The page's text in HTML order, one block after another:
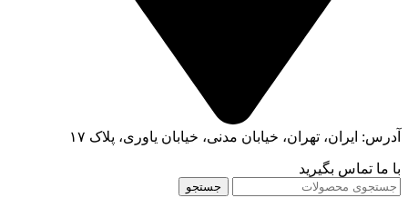
آدرس: ایران، تهران، خیابان مدنی، خیابان یاوری، پلاک ۱۷
با ما تماس بگیرید
جستجو